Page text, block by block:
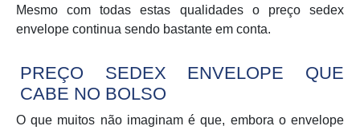
Mesmo com todas estas qualidades o preço sedex
envelope continua sendo bastante em conta.
PREÇO SEDEX ENVELOPE QUE
CABE NO BOLSO
O que muitos não imaginam é que, embora o envelope